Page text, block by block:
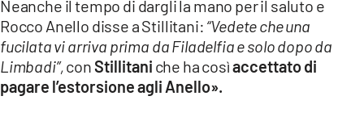
Neanche il tempo di dargli la mano per il saluto e
Rocco Anello disse a Stillitani: “Vedete che una
fucilata vi arriva prima da Filadelfia e solo dopo da
Limbadi”,conStillitani che ha cosìaccettato di
pagare l’estorsione agli Anello».